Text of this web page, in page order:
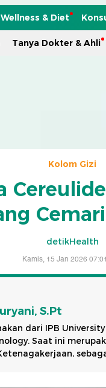
Wellness & Diet
Tanya Dokter & Ahli
Kolom Gizi
detikHealth
Kamis, 15 Jan 2026
S.Pt
dari IPB
Saat ini